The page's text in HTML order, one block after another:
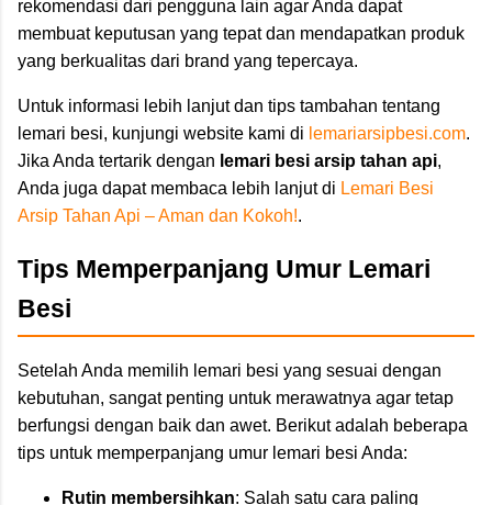
rekomendasi dari pengguna lain agar Anda dapat
membuat keputusan yang tepat dan mendapatkan produk
yang berkualitas dari brand yang tepercaya.
Untuk informasi lebih lanjut dan tips tambahan tentang
lemari besi, kunjungi website kami di lemariarsipbesi.com.
Jika Anda tertarik dengan lemari besi arsip tahan api,
Anda juga dapat membaca lebih lanjut di Lemari Besi
Arsip Tahan Api – Aman dan Kokoh!.
Tips Memperpanjang Umur Lemari
Besi
Setelah Anda memilih lemari besi yang sesuai dengan
kebutuhan, sangat penting untuk merawatnya agar tetap
berfungsi dengan baik dan awet. Berikut adalah beberapa
tips untuk memperpanjang umur lemari besi Anda:
Rutin membersihkan: Salah satu cara paling